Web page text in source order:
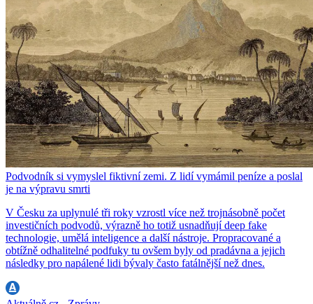
Podvodník si vymyslel fiktivní zemi. Z lidí vymámil peníze a poslal
je na výpravu smrti
V Česku za uplynulé tři roky vzrostl více než trojnásobně počet
investičních podvodů, výrazně ho totiž usnadňují deep fake
technologie, umělá inteligence a další nástroje. Propracované a
obtížně odhalitelné podfuky tu ovšem byly od pradávna a jejich
následky pro napálené lidi bývaly často fatálnější než dnes.